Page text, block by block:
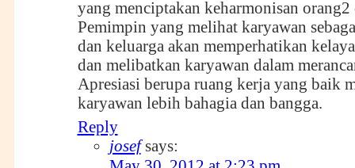
yang menciptakan keharmonisan
Pemimpin yang melihat karyawan
dan keluarga akan memperhatikan
dan melibatkan karyawan dalam
Apresiasi berupa ruang kerja yang baik
karyawan lebih bahagia dan bangga.
Reply
josef says: